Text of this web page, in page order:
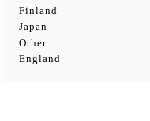
Finland
Japan
Other
England